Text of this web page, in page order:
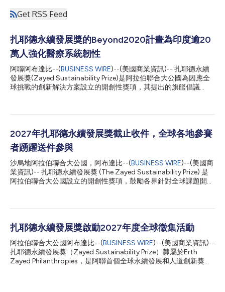
Get RSS Feed
扎耶德永續發展獎的Beyond2020計畫為印度逾20
萬人強化醫療系統韌性
阿聯阿布達比--(BUSINESS WIRE)--(美國商業資訊)-- 扎耶德永續
發展獎(Zayed Sustainability Prize)是阿拉伯聯合大公國為因應全
球挑戰的創新解決方案設立的開創性獎項，其提出的旗艦倡議
南部的卡納塔卡邦落地，共部署六座配備節能醫療技術的太陽能醫
性，使病患能夠在家附近獲得基本醫療服務，而無需長途跋涉前往
大城市。 此次在印度的Beyond2020部署由SELCO基金會執行。
該基金會是2018年扎耶德永續發展獎得主，是一家總部位於印度
的非營利組織，致力於利用永續能源推動支援減貧和環境永續發
展。 阿拉伯聯合大公國衛生和預防部長Ahmed Ali Al Sayegh閣下
表示：「透過Beyond2020計畫，阿拉伯聯合大公國繼續宣導改善
生活、強化韌性並促進全球合作的解決方案。此次在印度的部署所
2027年扎耶德永續發展獎截止收件，全球各地參賽
者踴躍送件參與
沙烏地阿拉伯聯合大公國，阿布達比--(BUSINESS WIRE)--(美國商
業資訊)-- 扎耶德永續發展獎 (The Zayed Sustainability Prize) 是
阿拉伯聯合大公國設立的開創性獎項，鼓勵各界針對全球課題開發
個國家的10233件提案，打破該獎的過往紀錄。 扎耶德永續發展獎
營利組織及高中參與。這些單位致力發展可改善生活品質的解決方
參賽者越來越重視韌性、適應力以及系統層面的影響。來自不同地
區的申請者透過務實的社群導向解決方案來應對複雜的全球性挑
戰。參賽者開發出人工智慧賦能醫療保健、農業科技、分散式能
扎耶德永續發展獎啟動2027年度全球徵集活動
阿拉伯聯合大公國阿布達比--(BUSINESS WIRE)--(美國商業資訊)--
扎耶德永續發展獎（Zayed Sustainability Prize）隸屬於Erth
Zayed Philanthropies，是阿聯首個全球永續發展和人道創新獎。